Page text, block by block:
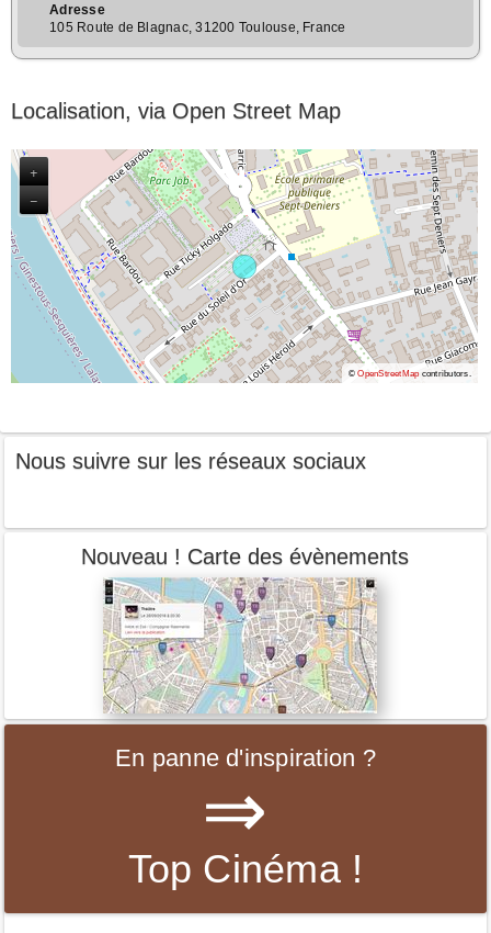
Adresse
105 Route de Blagnac, 31200 Toulouse, France
Localisation, via Open Street Map
+
−
©OpenStreetMapcontributors.
Nous suivre sur les réseaux sociaux
Nouveau ! Carte des évènements
En panne d'inspiration ?
⇒
Top Cinéma !